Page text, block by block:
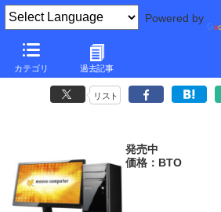
Powered by
カテゴリ 過去記事
マウス、GeForce GTX 670搭載
リスト
発売中
価格：BTO